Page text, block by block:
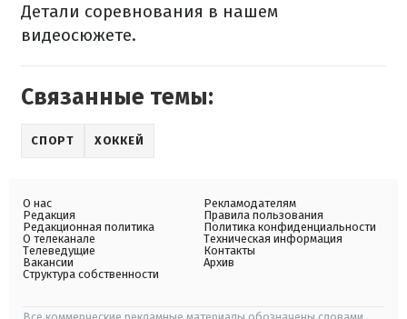
Детали соревнования в нашем
видеосюжете.
Связанные темы:
СПОРТ ХОККЕЙ
О нас
Редакция
Редакционная политика
О телеканале
Телеведущие
Вакансии
Структура собственности
Рекламодателям
Правила пользования
Политика конфиденциальности
Техническая информация
Контакты
Архив